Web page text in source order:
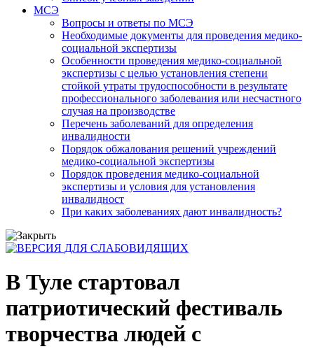
МСЭ
Вопросы и ответы по МСЭ
Необходимые документы для проведения медико-
социальной экспертизы
Особенности проведения медико-социальной
экспертизы с целью установления степени
стойкой утраты трудоспособности в результате
профессионального заболевания или несчастного
случая на производстве
Перечень заболеваний для определения
инвалидности
Порядок обжалования решений учреждений
медико-социальной экспертизы
Порядок проведения медико-социальной
экспертизы и условия для установления
инвалидност
При каких заболеваниях дают инвалидность?
В Туле стартовал
патриотический фестиваль
творчества людей с